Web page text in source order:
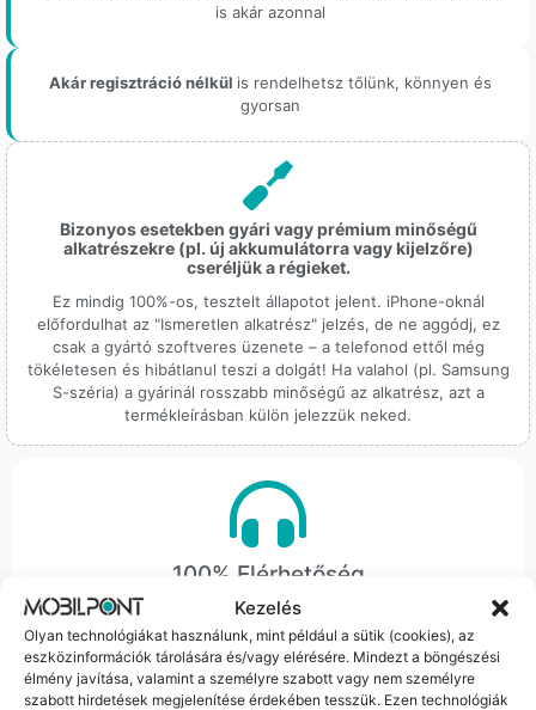
Kezelés
Olyan technológiákat használunk, mint például a sütik (cookies), az
eszközinformációk tárolására és/vagy elérésére. Mindezt a böngészési
élmény javítása, valamint a személyre szabott vagy nem személyre
szabott hirdetések megjelenítése érdekében tesszük. Ezen technológiák
is akár azonnal
Akár regisztráció nélkül is rendelhetsz tőlünk, könnyen és
gyorsan
Bizonyos esetekben gyári vagy prémium minőségű
alkatrészekre (pl. új akkumulátorra vagy kijelzőre)
cseréljük a régieket.
Ez mindig 100%-os, tesztelt állapotot jelent. iPhone-oknál
előfordulhat az "Ismeretlen alkatrész" jelzés, de ne aggódj, ez
csak a gyártó szoftveres üzenete – a telefonod ettől még
tökéletesen és hibátlanul teszi a dolgát! Ha valahol (pl. Samsung
S-széria) a gyárinál rosszabb minőségű az alkatrész, azt a
termékleírásban külön jelezzük neked.
100% Elérhetőség
Sok éve a szegedi piac meghatározó szereplői vagyunk.
Nem egy arctalan webshop vagyunk: ha kérdésed van, élő
ember veszi fel a telefont, és személyesen is megtalálsz
minket Szegeden.